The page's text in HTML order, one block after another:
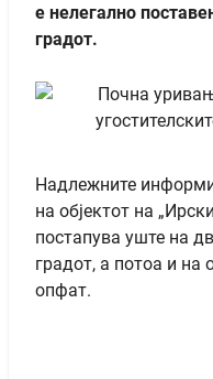
е нелегално
градот.
Надлежните
на објектот на
постапува уште на
градот, а потоа и на
опфат.